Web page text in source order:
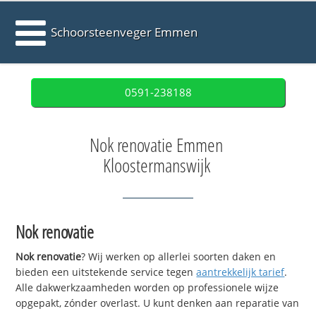
Schoorsteenveger Emmen
0591-238188
Nok renovatie Emmen
Kloostermanswijk
Nok renovatie
Nok renovatie? Wij werken op allerlei soorten daken en
bieden een uitstekende service tegenaantrekkelijk tarief.
Alle dakwerkzaamheden worden op professionele wijze
opgepakt, zónder overlast. U kunt denken aan reparatie van